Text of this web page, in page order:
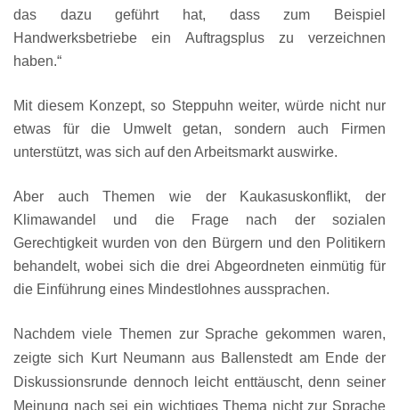
das dazu geführt hat, dass zum Beispiel
Handwerksbetriebe ein Auftragsplus zu verzeichnen
haben.“
Mit diesem Konzept, so Steppuhn weiter, würde nicht nur
etwas für die Umwelt getan, sondern auch Firmen
unterstützt, was sich auf den Arbeitsmarkt auswirke.
Aber auch Themen wie der Kaukasuskonflikt, der
Klimawandel und die Frage nach der sozialen
Gerechtigkeit wurden von den Bürgern und den Politikern
behandelt, wobei sich die drei Abgeordneten einmütig für
die Einführung eines Mindestlohnes aussprachen.
Nachdem viele Themen zur Sprache gekommen waren,
zeigte sich Kurt Neumann aus Ballenstedt am Ende der
Diskussionsrunde dennoch leicht enttäuscht, denn seiner
Meinung nach sei ein wichtiges Thema nicht zur Sprache